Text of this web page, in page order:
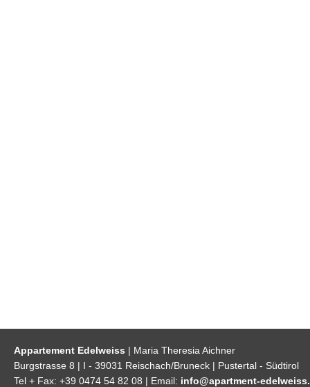
Appartement Edelweiss | Maria Theresia Aichner
Burgstrasse 8 | I - 39031 Reischach/Bruneck | Pustertal - Südtirol
Tel + Fax: +39 0474 54 82 08 | Email: info@apartment-